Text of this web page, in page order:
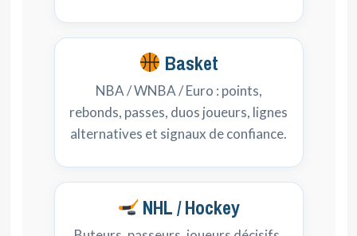
Basket
NBA / WNBA / Euro : points,
rebonds, passes, duos joueurs, lignes
alternatives et signaux de confiance.
NHL / Hockey